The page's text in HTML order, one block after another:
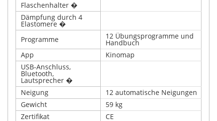
Flaschenhalter �
Dämpfung durch 4
Elastomere �
Programme
12 Übungsprogramme und
Handbuch
App
Kinomap
USB-Anschluss,
Bluetooth,
Lautsprecher �
Neigung
12 automatische Neigungen
Gewicht
59 kg
Zertifikat
CE